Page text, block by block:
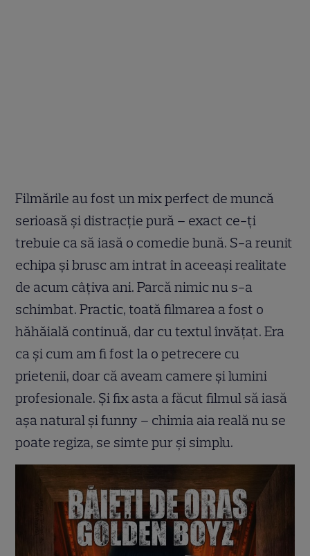
Filmările au fost un mix perfect de muncă
serioasă și distracție pură – exact ce-ți
trebuie ca să iasă o comedie bună. S-a reunit
echipa și brusc am intrat în aceeași realitate
de acum câțiva ani. Parcă nimic nu s-a
schimbat. Practic, toată filmarea a fost o
hăhăială continuă, dar cu textul învățat. Era
ca și cum am fi fost la o petrecere cu
prietenii, doar că aveam camere și lumini
profesionale. Și fix asta a făcut filmul să iasă
așa natural și funny – chimia aia reală nu se
poate regiza, se simte pur și simplu.